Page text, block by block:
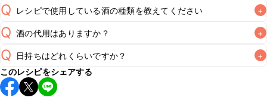
Q レシピで使用している酒の種類を教えてください +
A
Q 酒の代用はありますか？ +
A
Q 日持ちはどれくらいですか？ +
保存期間は冷蔵で翌日中が目安です。なるべくお早めにお召
し上がりください。
このレシピをシェアする